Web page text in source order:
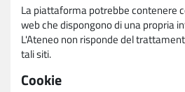
La piattaforma potrebbe contenere
web che dispongono di una propria
L'Ateneo non risponde del
tali siti.
Cookie